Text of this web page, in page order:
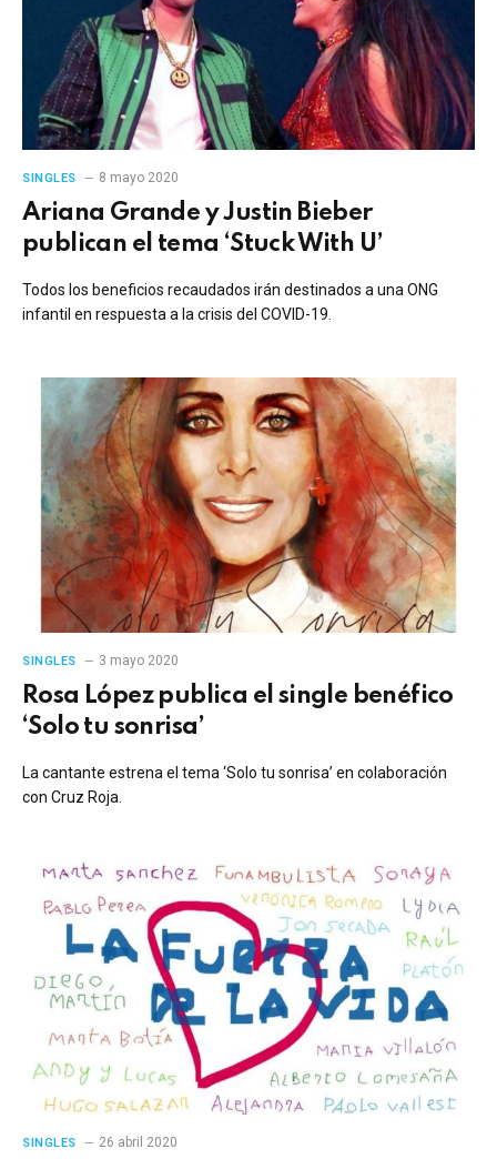
SINGLES 8 mayo 2020
Ariana Grande y Justin Bieber
publican el tema ‘Stuck With U’
Todos los beneficios recaudados irán destinados a una ONG
infantil en respuesta a la crisis del COVID-19.
SINGLES 3 mayo 2020
Rosa López publica el single benéfico
‘Solo tu sonrisa’
La cantante estrena el tema ‘Solo tu sonrisa’ en colaboración
con Cruz Roja.
SINGLES 26 abril 2020